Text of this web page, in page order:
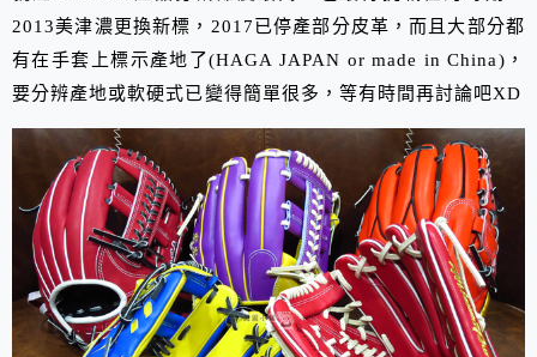
2013美津濃更換新標，2017已停產部分皮革，而且大部分都
有在手套上標示產地了(HAGA JAPAN or made in China)，
要分辨產地或軟硬式已變得簡單很多，等有時間再討論吧XD